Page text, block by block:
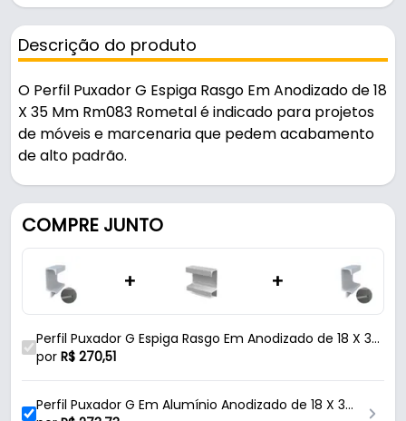
Descrição do produto
O Perfil Puxador G Espiga Rasgo Em Anodizado de 18
X 35 Mm Rm083 Rometal é indicado para projetos
de móveis e marcenaria que pedem acabamento
de alto padrão.
Fabricado em Alumínio com acabamento
anodizado na cor alumínio, é resistente e durável
no uso diário. Possui encaixe 18 mm. A fixação é feita
por rasgo.
Características:
- Marca: Rometal
- Modelo: RM-083
- Material: Alumínio
COMPRE JUNTO
+ +
Perfil Puxador G Espiga Rasgo Em Anodizado de 18 X 35
Mm Rm083 Rometal
por R$ 270,51
Perfil Puxador G Em Alumínio Anodizado de 18 X 30